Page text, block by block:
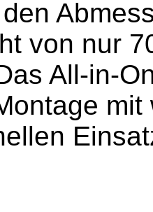
von nur
All-in-